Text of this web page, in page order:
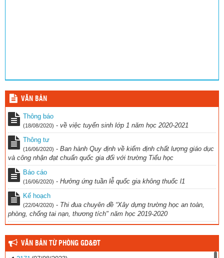
VĂN BẢN
Thông báo
(18/08/2020) - về việc tuyển sinh lớp 1 năm học 2020-2021
Thông tư
(16/06/2020) - Ban hành Quy định về kiểm định chất lượng giáo dục
và công nhận đạt chuẩn quốc gia đối với trường Tiểu học
Báo cáo
(16/06/2020) - Hưởng ứng tuần lễ quốc gia không thuốc l1
Kế hoạch
(22/04/2020) - Thi đua chuyên đề “Xây dựng trường học an toàn,
phòng, chống tai nạn, thương tích" năm học 2019-2020
VĂN BẢN TỪ PHÒNG GD&ĐT